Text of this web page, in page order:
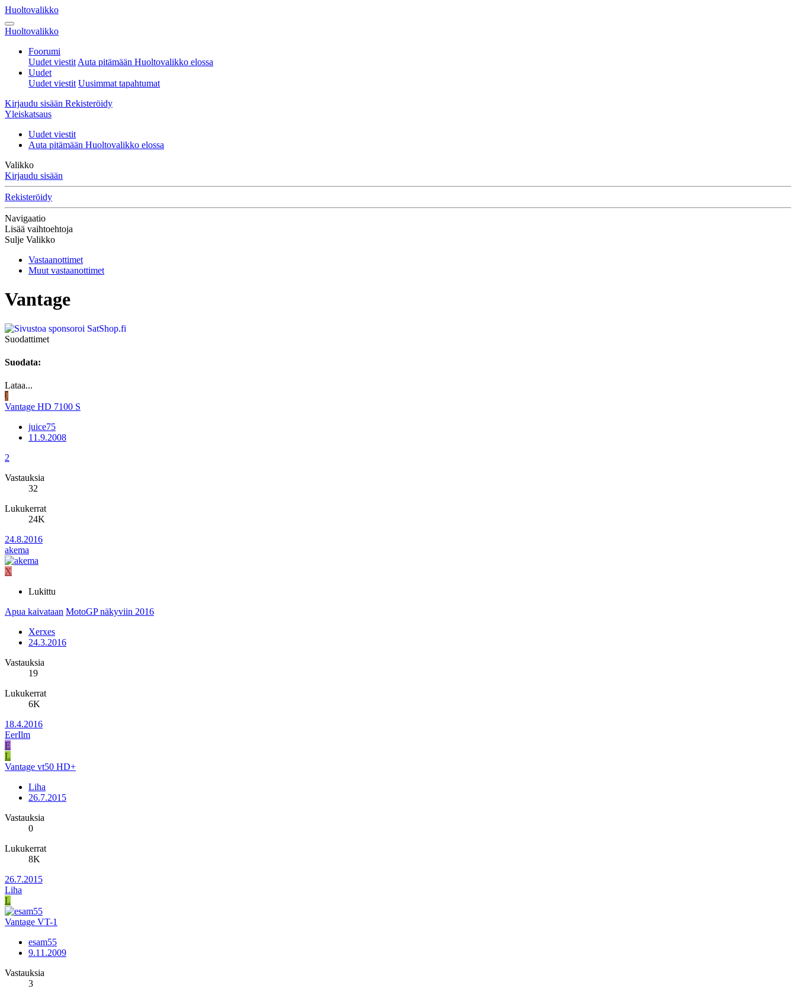
Huoltovalikko
Huoltovalikko
Foorumi
Uudet viestit Auta pitämään Huoltovalikko elossa
Uudet
Uudet viestit Uusimmat tapahtumat
Kirjaudu sisään Rekisteröidy
Yleiskatsaus
Uudet viestit
Auta pitämään Huoltovalikko elossa
Valikko
Kirjaudu sisään
Rekisteröidy
Navigaatio
Lisää vaihtoehtoja
Sulje Valikko
Vastaanottimet
Muut vastaanottimet
Vantage
Suodattimet
Suodata:
Lataa...
J
Vantage HD 7100 S
juice75
11.9.2008
2
Vastauksia
32
Lukukerrat
24K
24.8.2016
akema
X
Lukittu
Apua kaivataan MotoGP näkyviin 2016
Xerxes
24.3.2016
Vastauksia
19
Lukukerrat
6K
18.4.2016
EerIlm
E
L
Vantage vt50 HD+
Liha
26.7.2015
Vastauksia
0
Lukukerrat
8K
26.7.2015
Liha
L
Vantage VT-1
esam55
9.11.2009
Vastauksia
3